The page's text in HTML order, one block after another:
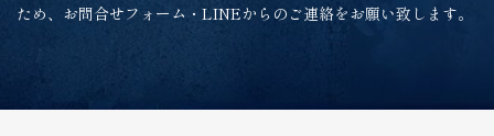
ため、お問合せフォーム・LINEからのご連絡をお願い致します。